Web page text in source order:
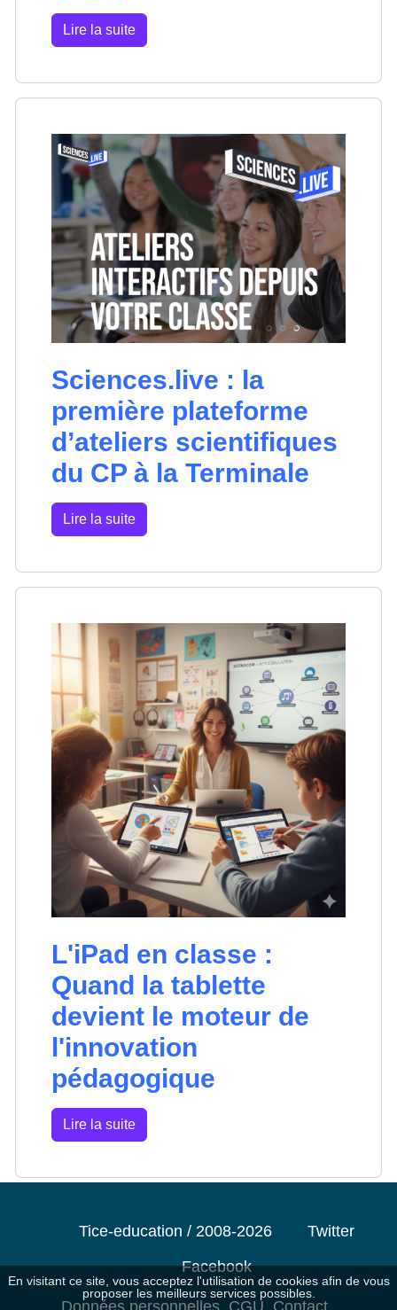
Lire la suite
Sciences.live : la
première plateforme
d’ateliers scientifiques
du CP à la Terminale
Lire la suite
L'iPad en classe :
Quand la tablette
devient le moteur de
l'innovation
pédagogique
Lire la suite
Tice-education / 2008-2026
Twitter
Facebook
Données personnelles CGU Contact
En visitant ce site, vous acceptez l'utilisation de cookies afin de vous
proposer les meilleurs services possibles.